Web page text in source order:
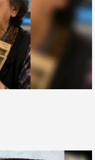
する個性豊かな登
だけます。これを
めること間違いな
皆さまぜひお立ち